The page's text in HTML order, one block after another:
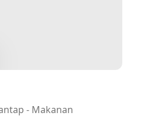
- Makanan